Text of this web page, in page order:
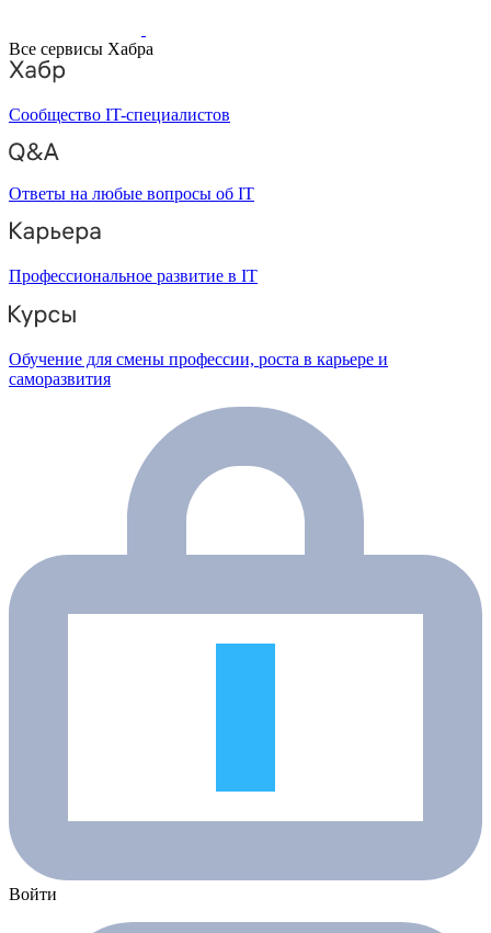
Все сервисы Хабра
Сообщество IT-специалистов
Ответы на любые вопросы об IT
Профессиональное развитие в IT
Обучение для смены профессии, роста в карьере и
саморазвития
Войти